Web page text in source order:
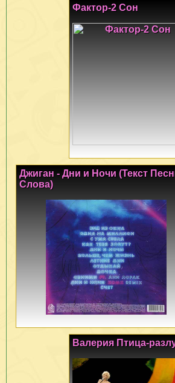
Фактор-2 Сон
Джиган - Дни и Ночи (Текст
Слова)
Валерия Птица-